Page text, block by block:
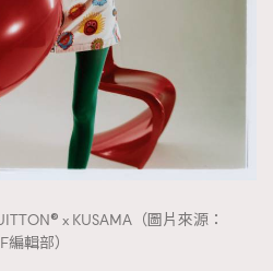
x KUSAMA（圖片來源：
編輯部）